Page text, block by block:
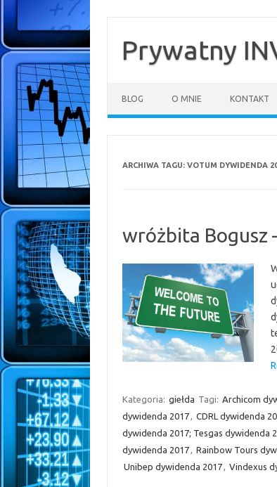
treściPrywatny
BLOG O MNIE KONTAKT
ARCHIWA TAGU: VOTUM DYWIDENDA
wróżbita Bogusz
Kategoria: giełda Tagi: Archicom
dywidenda 2017, CDRL dywidenda
dywidenda 2017; Tesgas dywidenda
dywidenda 2017, Rainbow Tours
Unibep dywidenda 2017, Vindexus